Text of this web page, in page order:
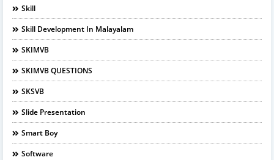
Skill
Skill Development In Malayalam
SKIMVB
SKIMVB QUESTIONS
SKSVB
Slide Presentation
Smart Boy
Software